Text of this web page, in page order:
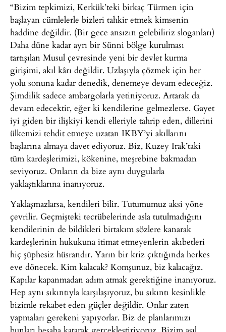
“Bizim tepkimizi, Kerkük’teki birkaç Türmen için
başlayan cümlelerle bizleri tahkir etmek kimsenin
haddine değildir. (Bir gece ansızın gelebiliriz sloganları)
Daha düne kadar ayrı bir Sünni bölge kurulması
tartışılan Musul çevresinde yeni bir devlet kurma
girişimi, akıl kârı değildir. Uzlaşıyla çözmek için her
yolu sonuna kadar denedik, denemeye devam edeceğiz.
Şimdilik sadece ambargolarla yetiniyoruz. Artarak da
devam edecektir, eğer ki kendilerine gelmezlerse. Gayet
iyi giden bir ilişkiyi kendi elleriyle tahrip eden, dillerini
ülkemizi tehdit etmeye uzatan IKBY’yi akıllarını
başlarına almaya davet ediyoruz. Biz, Kuzey Irak’taki
tüm kardeşlerimizi, kökenine, meşrebine bakmadan
seviyoruz. Onların da bize aynı duygularla
yaklaştıklarına inanıyoruz.
Yaklaşmazlarsa, kendileri bilir. Tutumumuz aksi yöne
çevrilir. Geçmişteki tecrübelerinde asla tutulmadığını
kendilerinin de bildikleri birtakım sözlere kanarak
kardeşlerinin hukukuna itimat etmeyenlerin akıbetleri
hiç şüphesiz hüsrandır. Yarın bir kriz çıktığında herkes
eve dönecek. Kim kalacak? Komşunuz, biz kalacağız.
Kapılar kapanmadan adım atmak gerektiğine inanıyoruz.
Hep aynı sıkıntıyla karşılaşıyoruz, bu sıkıntı kesinlikle
bizimle rekabet eden güçler değildir. Onlar zaten
yapmaları gerekeni yapıyorlar. Biz de planlarımızı